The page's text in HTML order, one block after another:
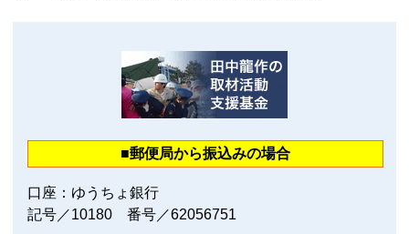
■郵便局から振込みの場合
口座：ゆうちょ銀行
記号／10180 番号／62056751